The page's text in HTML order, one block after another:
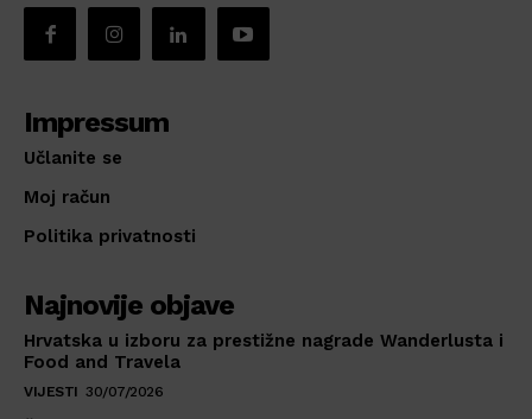
Impressum
Učlanite se
Moj račun
Politika privatnosti
Najnovije objave
Hrvatska u izboru za prestižne nagrade Wanderlusta i
Food and Travela
VIJESTI 30/07/2026